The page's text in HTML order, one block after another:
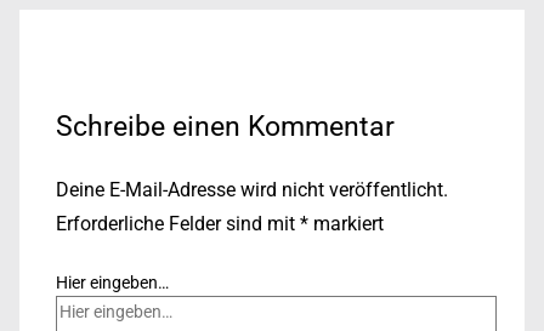
Schreibe einen Kommentar
Deine E-Mail-Adresse wird nicht veröffentlicht.
Erforderliche Felder sind mit *markiert
Hier eingeben…